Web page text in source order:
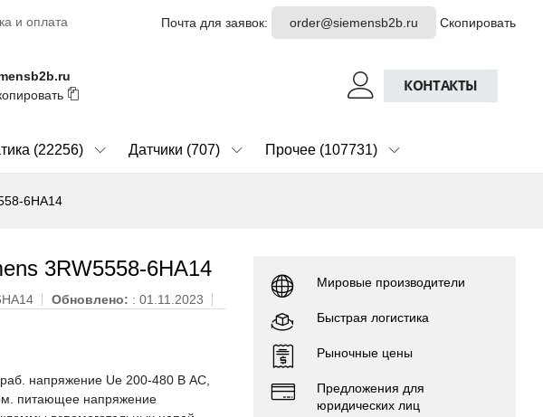
и оплата Почта для заявок: order@siemensb2b.ru Скопировать
КОНТАКТЫ
(22256) Датчики (707) Прочее (107731)
6HA14
3RW5558-6HA14
Обновлено: : 01.11.2023
напряжение Ue 200-480 В АС,
питающее напряжение
Мировые производители
Быстрая логистика
Рыночные цены
Предложения для
юридических лиц